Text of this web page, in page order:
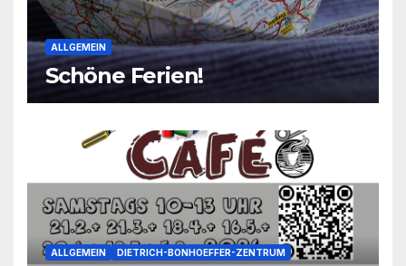
ALLGEMEIN
Schöne Ferien!
ALLGEMEIN DIETRICH-BONHOEFFER-ZENTRUM